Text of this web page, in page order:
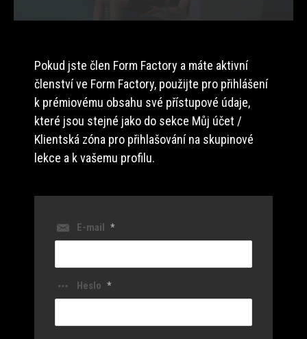
Pokud jste člen Form Factory a máte aktivní
členství ve Form Factory, použijte pro přihlášení
k prémiovému obsahu své přístupové údaje,
které jsou stejné jako do sekce Můj účet /
Klientská zóna pro přihlašování na skupinové
lekce a k vašemu profilu.
E-mail *
Heslo *